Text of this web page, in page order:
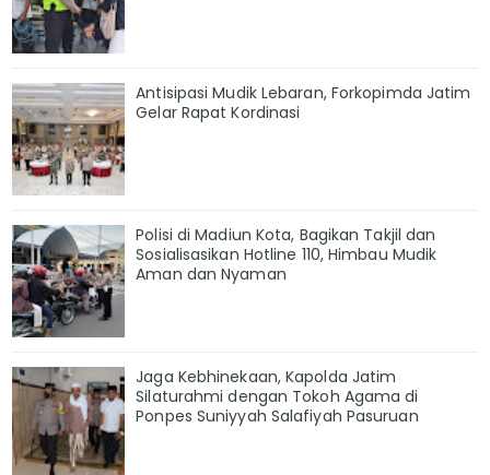
Antisipasi Mudik Lebaran, Forkopimda Jatim
Gelar Rapat Kordinasi
Polisi di Madiun Kota, Bagikan Takjil dan
Sosialisasikan Hotline 110, Himbau Mudik
Aman dan Nyaman
Jaga Kebhinekaan, Kapolda Jatim
Silaturahmi dengan Tokoh Agama di
Ponpes Suniyyah Salafiyah Pasuruan